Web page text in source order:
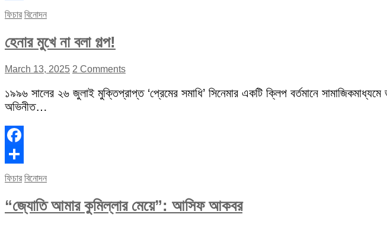
Share
ফিচার বিনোদন
হেনার মুখে না বলা গল্প!
March 13, 2025 2 Comments
১৯৯৬ সালের ২৬ জুলাই মুক্তিপ্রাপ্ত ‘প্রেমের সমাধি’ সিনেমার একটি ক্লিপ বর্তমানে
অভিনীত…
Facebook
Share
ফিচার বিনোদন
“জ্যোতি আমার কুমিল্লার মেয়ে”: আসিফ আকবর